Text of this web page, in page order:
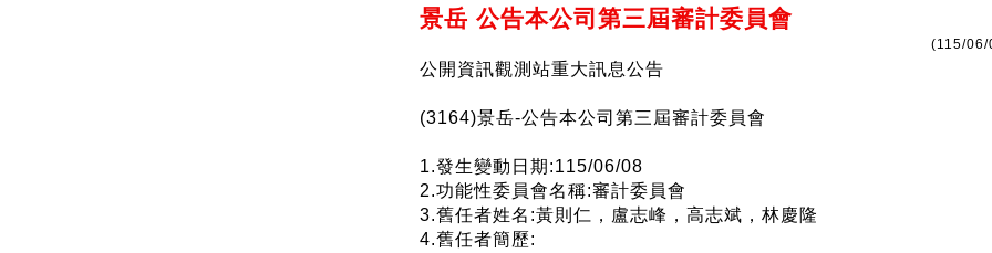
景岳 公告本公司第三屆審計委員會
(115/
公開資訊觀測站重大訊息公告
(3164)景岳-公告本公司第三屆審計委員會
1.發生變動日期:115/06/08
2.功能性委員會名稱:審計委員會
3.舊任者姓名:黃則仁，盧志峰，高志斌，林慶隆
4.舊任者簡歷: